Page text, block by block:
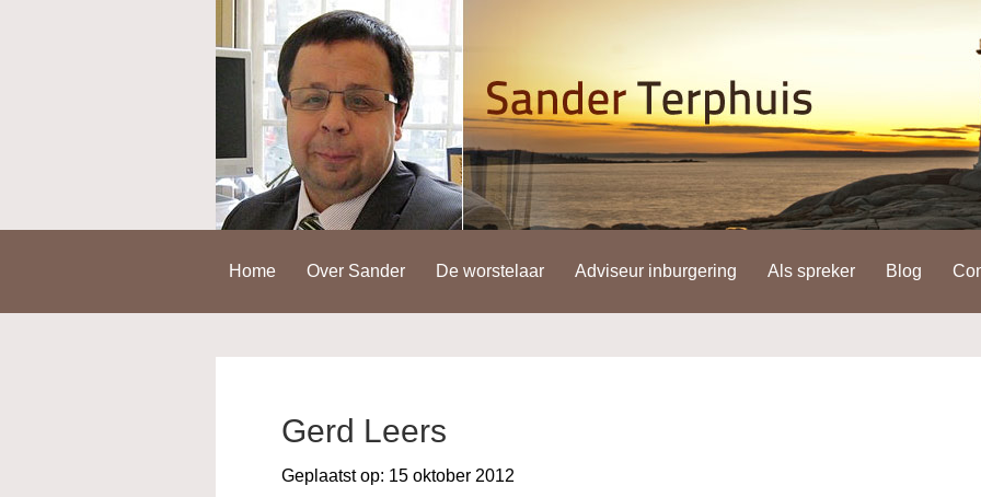
Home Over Sander De worstelaar Adviseur inburgering Als spreker Blog
Gerd Leers
Geplaatst op: 15 oktober 2012